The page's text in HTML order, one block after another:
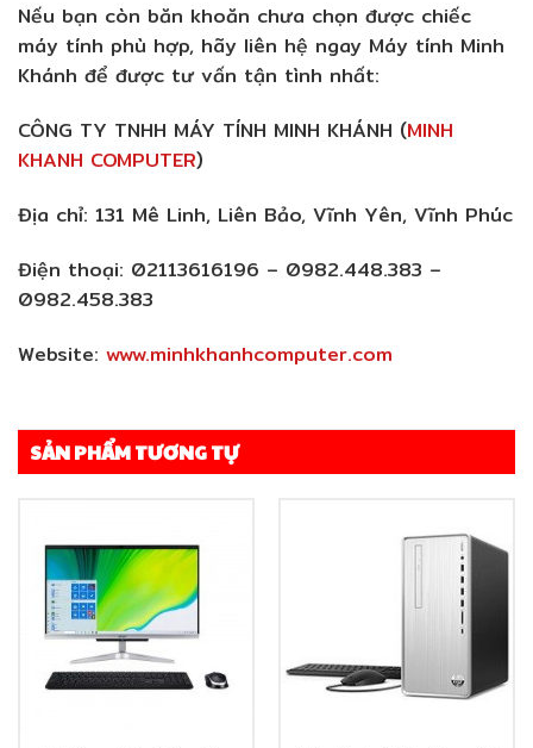
Nếu bạn còn băn khoăn chưa chọn được chiếc
máy tính phù hợp, hãy liên hệ ngay Máy tính Minh
Khánh để được tư vấn tận tình nhất:
CÔNG TY TNHH MÁY TÍNH MINH KHÁNH (MINH
KHANH COMPUTER)
Địa chỉ: 131 Mê Linh, Liên Bảo, Vĩnh Yên, Vĩnh Phúc
Điện thoại: 02113616196 – 0982.448.383 –
0982.458.383
Website: www.minhkhanhcomputer.com
SẢN PHẨM TƯƠNG TỰ